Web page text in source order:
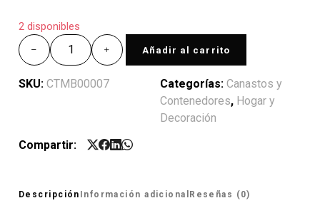
2 disponibles
Añadir al carrito
SKU: CTMB00007 Categorías: Canastos y
Contenedores, Hogar y
Decoración
Compartir:
Descripción Información adicional Reseñas (0)